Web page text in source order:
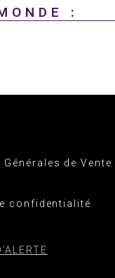
:
de Vente
confidentialité